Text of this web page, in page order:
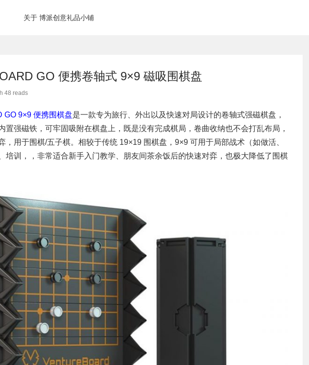
关于 博派创意礼品小铺
GO 便携卷轴式 9×9 磁吸围棋盘
48 reads
GO 9×9 便携围棋盘是一款专为旅行、外出以及快速对局设计的卷轴式强磁棋盘，
置强磁铁，可牢固吸附在棋盘上，既是没有完成棋局，卷曲收纳也不会打乱布局，
，用于围棋/五子棋。相较于传统 19×19 围棋盘，9×9 可用于局部战术（如做活、
培训，，非常适合新手入门教学、朋友间茶余饭后的快速对弈，也极大降低了围棋